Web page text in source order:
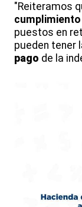
"Reiteramos
puestos en
pueden tener
pago de la